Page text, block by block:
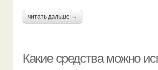
читать дальше →
Какие средства можно